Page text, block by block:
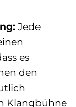
Jede
es
den
Klangbühne